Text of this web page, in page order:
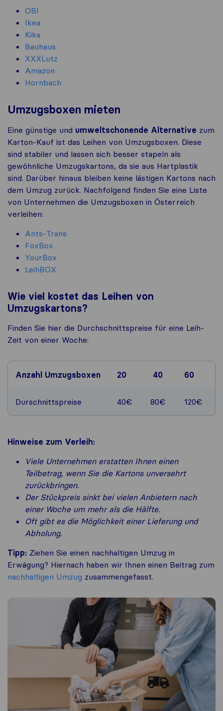
OBI
Ikea
Kika
Bauhaus
XXXLutz
Amazon
Hornbach
Umzugsboxen mieten
Eine günstige und umweltschonende Alternative zum
Karton-Kauf ist das Leihen von Umzugsboxen. Diese
sind stabiler und lassen sich besser stapeln als
gewöhnliche Umzugskartons, da sie aus Hartplastik
sind. Darüber hinaus bleiben keine lästigen Kartons nach
dem Umzug zurück. Nachfolgend finden Sie eine Liste
von Unternehmen die Umzugsboxen in Österreich
verleihen:
Ants-Trans
FoxBox
YourBox
LeihBOX
Wie viel kostet das Leihen von
Umzugskartons?
Finden Sie hier die Durchschnittspreise für eine Leih-
Zeit von einer Woche:
Anzahl Umzugsboxen 20 40 60
Durschnittspreise 40€ 80€ 120€
Hinweise zum Verleih:
Viele Unternehmen erstatten Ihnen einen
Teilbetrag, wenn Sie die Kartons unversehrt
zurückbringen.
Der Stückpreis sinkt bei vielen Anbietern nach
einer Woche um mehr als die Hälfte.
Oft gibt es die Möglichkeit einer Lieferung und
Abholung.
Tipp: Ziehen Sie einen nachhaltigen Umzug in
Erwägung? Hiernach haben wir Ihnen einen Beitrag zum
nachhaltigen Umzug zusammengefasst.